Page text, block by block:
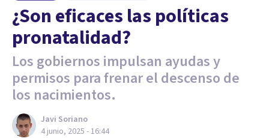
¿Son eficaces las políticas
pronatalidad?
Los gobiernos impulsan ayudas y
permisos para frenar el descenso de
los nacimientos.
Javi Soriano
4 junio, 2025 - 16:44